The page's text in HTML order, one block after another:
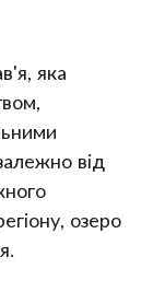
яка
від
озеро